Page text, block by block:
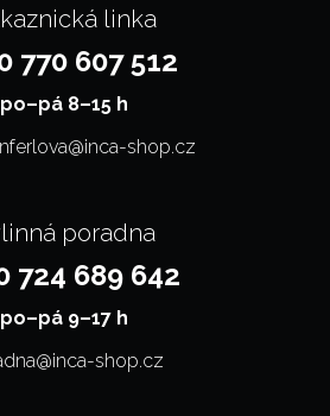
linka
770 607 512
po–⁠⁠⁠⁠⁠⁠pá 8–15 h
shop.cz
poradna
724 689 642
po–⁠⁠⁠⁠⁠⁠pá 9–17 h
shop.cz